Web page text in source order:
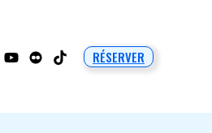
RÉSERVER